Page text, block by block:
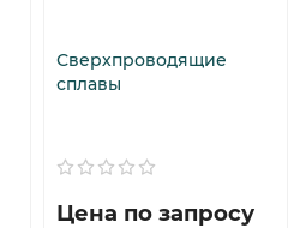
Сверхпроводящие
сплавы
Цена по запросу